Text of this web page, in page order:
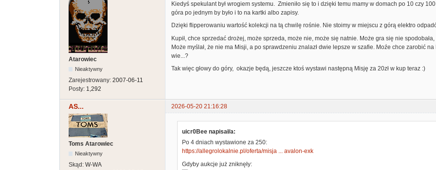
Atarowiec
Nieaktywny
Zarejestrowany: 2007-06-11
Posty: 1,292
Kiedyś spekulant był wrogiem systemu. Zmieniło się to i dzięki temu mamy w domach po 10 czy
góra po jednym by było i to na kartki albo zapisy.
Dzięki flipperowaniu wartość kolekcji na tą chwilę rośnie. Nie stoimy w miejscu z górą elektro
Kupił, chce sprzedać drożej, może sprzeda, może nie, może się natnie. Może gra się nie
Może myślał, że nie ma Misji, a po sprawdzeniu znalazł dwie lepsze w szafie. Moźe chce zarobić
wie...?
Tak więc głowy do góry, okazje będą, jeszcze ktoś wystawi następną Misję za 20zł w kup teraz :)
AS... 2026-05-20 21:16:28
Toms Atarowiec
Nieaktywny
Skąd: W-WA
uicr0Bee napisał/a:
Po 4 dniach wystawione za 250:
https://allegrolokalnie.pl/oferta/misja ... avalon-exk
Gdyby aukcje już zniknęły: